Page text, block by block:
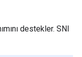
destekler. SNI